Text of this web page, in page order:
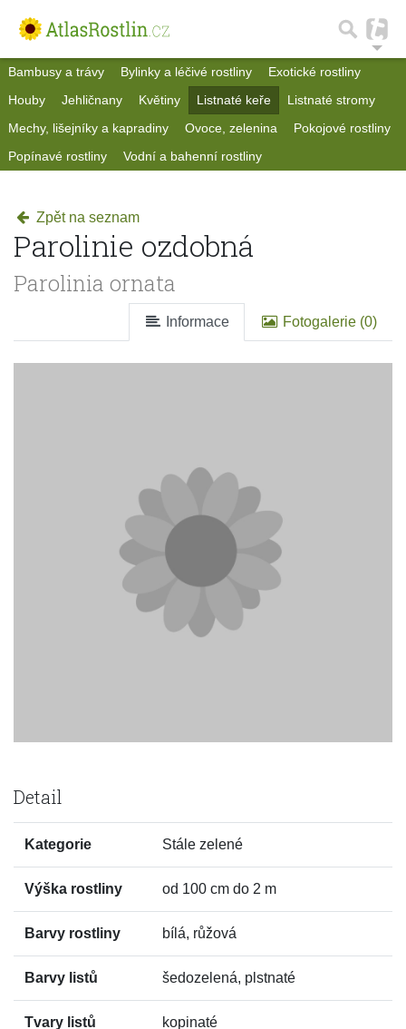
Bambusy a trávy Bylinky a léčivé rostliny
Exotické rostliny
Houby
Jehličnany Květiny Listnaté keře
Listnaté stromy
Mechy, lišejníky a kapradiny
Ovoce, zelenina
Pokojové rostliny
Popínavé rostliny
Vodní a bahenní rostliny
Zpět na seznam
Parolinie ozdobná
Parolinia ornata
Informace Fotogalerie (0)
Detail
Kategorie Stále zelené
Výška rostliny od 100 cm do 2 m
Barvy rostliny bílá, růžová
Barvy listů šedozelená, plstnaté
Tvary listů kopinaté